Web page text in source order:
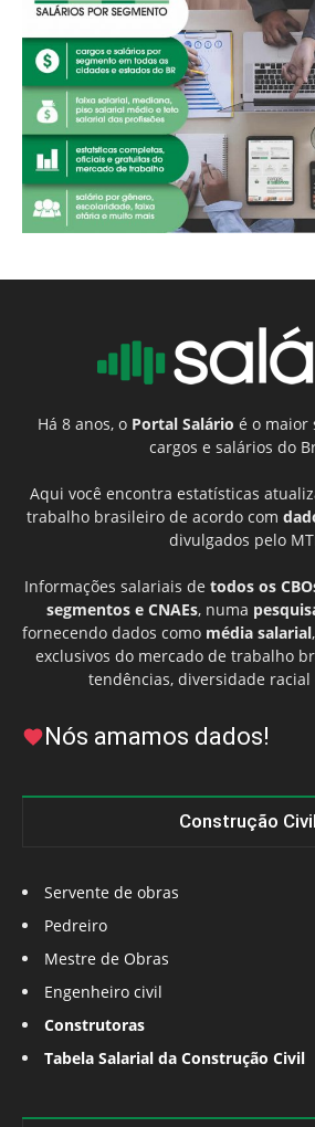
Há 8 anos, o Portal Salário é o maior
cargos e salários do
Aqui você encontra estatísticas
trabalho brasileiro de acordo com
divulgados pelo
Informações salariais de todos os
segmentos e CNAEs, numa
fornecendo dados como média salarial,
exclusivos do mercado de trabalho
tendências, diversidade racial
Nós amamos dados!
Construção Civil
Servente de obras
Pedreiro
Mestre de Obras
Engenheiro civil
Construtoras
Tabela Salarial da Construção Civil